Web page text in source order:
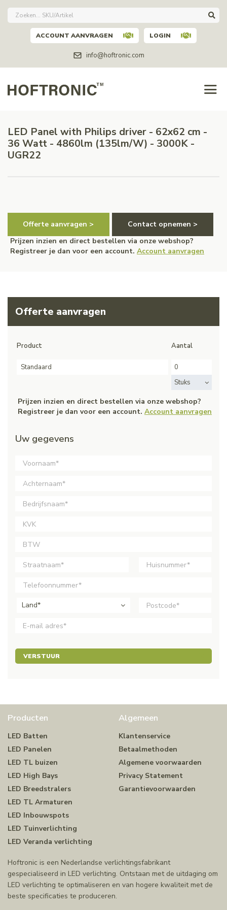
info@hoftronic.com
ACCOUNT AANVRAGEN LOGIN
LED Panel with Philips driver - 62x62 cm -
36 Watt - 4860lm (135lm/W) - 3000K -
UGR22
Offerte aanvragen >
Contact opnemen >
Prijzen inzien en direct bestellen via onze webshop?
Registreer je dan voor een account. Account aanvragen
Offerte aanvragen
Product Aantal
Standaard
Stuks
Prijzen inzien en direct bestellen via onze webshop?
Registreer je dan voor een account. Account aanvragen
Uw gegevens
Land*
VERSTUUR
Producten
LED Batten
LED Panelen
LED TL buizen
LED High Bays
LED Breedstralers
LED TL Armaturen
LED Inbouwspots
LED Tuinverlichting
LED Veranda verlichting
Algemeen
Klantenservice
Betaalmethoden
Algemene voorwaarden
Privacy Statement
Garantievoorwaarden
Hoftronic is een Nederlandse verlichtingsfabrikant
gespecialiseerd in LED verlichting. Ontstaan met de uitdaging om
LED verlichting te optimaliseren en van hogere kwaliteit met de
beste specificaties te produceren.